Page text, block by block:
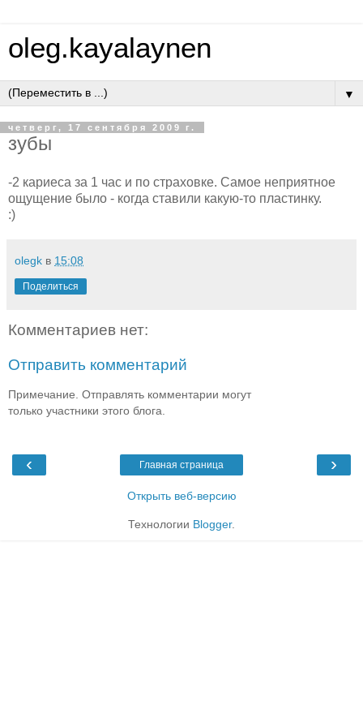
oleg.kayalaynen
▼
четверг, 17 сентября 2009 г.
зубы
-2 кариеса за 1 час и по страховке. Самое неприятное
ощущение было - когда ставили какую-то пластинку.
:)
olegk в 15:08
Поделиться
Комментариев нет:
Отправить комментарий
Примечание. Отправлять комментарии могут
только участники этого блога.
‹ ›
Главная страница
Открыть веб-версию
Технологии Blogger.